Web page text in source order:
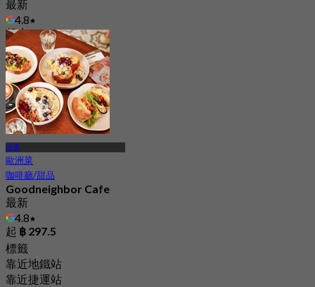
最新
4.8
起฿ 416.66
清邁
歐洲菜
咖啡廳/甜品
Goodneighbor Cafe
最新
4.8
起 ฿ 297.5
標籤
靠近地鐵站
靠近捷運站